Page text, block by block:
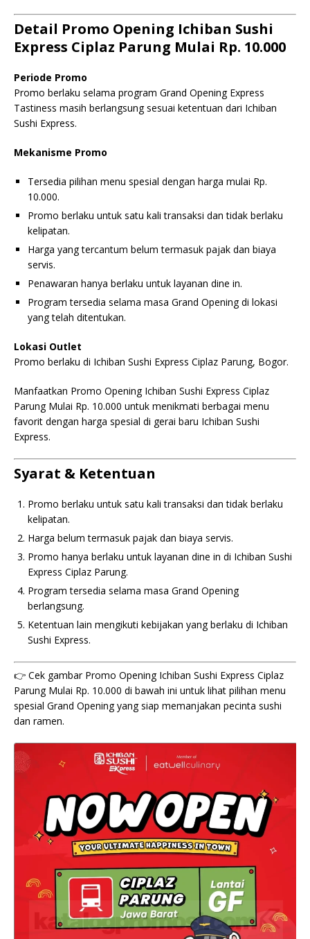
Detail Promo Opening Ichiban Sushi
Express Ciplaz Parung Mulai Rp. 10.000
Periode Promo
Promo berlaku selama program Grand Opening Express
Tastiness masih berlangsung sesuai ketentuan dari Ichiban
Sushi Express.
Mekanisme Promo
Tersedia pilihan menu spesial dengan harga mulai Rp.
10.000.
Promo berlaku untuk satu kali transaksi dan tidak berlaku
kelipatan.
Harga yang tercantum belum termasuk pajak dan biaya
servis.
Penawaran hanya berlaku untuk layanan dine in.
Program tersedia selama masa Grand Opening di lokasi
yang telah ditentukan.
Lokasi Outlet
Promo berlaku di Ichiban Sushi Express Ciplaz Parung, Bogor.
Manfaatkan Promo Opening Ichiban Sushi Express Ciplaz
Parung Mulai Rp. 10.000 untuk menikmati berbagai menu
favorit dengan harga spesial di gerai baru Ichiban Sushi
Express.
Syarat & Ketentuan
Promo berlaku untuk satu kali transaksi dan tidak berlaku
kelipatan.
Harga belum termasuk pajak dan biaya servis.
Promo hanya berlaku untuk layanan dine in di Ichiban Sushi
Express Ciplaz Parung.
Program tersedia selama masa Grand Opening
berlangsung.
Ketentuan lain mengikuti kebijakan yang berlaku di Ichiban
Sushi Express.
👉 Cek gambar Promo Opening Ichiban Sushi Express Ciplaz
Parung Mulai Rp. 10.000 di bawah ini untuk lihat pilihan menu
spesial Grand Opening yang siap memanjakan pecinta sushi
dan ramen.